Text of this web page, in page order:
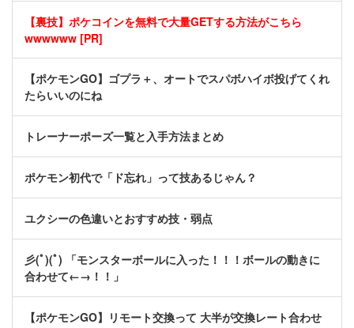
【裏技】ポケコインを無料で大量GETする方法がこちら
wwwwww [PR]
【ポケモンGO】ゴプラ＋、オートでスパボハイボ投げてくれ
たらいいのにね
トレーナーポーズ一覧と入手方法まとめ
ポケモン初代で「ド忘れ」って技あるじゃん？
ユクシーの色違いとおすすめ技・弱点
彡(ﾟ)(ﾟ) 「モンスターボールに入った！！！ボールの動きに
合わせて←→！！」
【ポケモンGO】リモート交換って 大半が交換レート合わせ